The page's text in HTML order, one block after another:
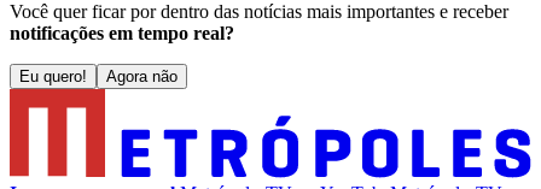
Você quer ficar por dentro das notícias mais importantes e receber
notificações em tempo real?
Eu quero! Agora não